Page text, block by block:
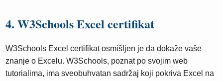
4. W3Schools Excel certifikat
W3Schools Excel certifikat osmišljen je da dokaže vaše
znanje o Excelu. W3Schools, poznat po svojim web
tutorialima, ima sveobuhvatan sadržaj koji pokriva Excel na